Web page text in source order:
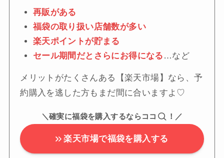
再販がある
福袋の取り扱い店舗数が多い
楽天ポイントが貯まる
セール期間だとさらにお得になる …など
メリットがたくさんある【楽天市場】なら、予
約購入を逃した方もまだ間に合いますよ♡
＼確実に福袋を購入するならココ ！／
楽天市場で福袋を購入する